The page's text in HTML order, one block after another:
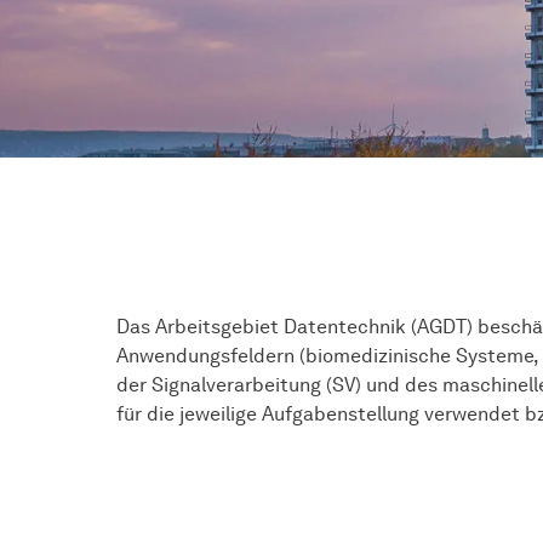
Das Arbeitsgebiet Datentechnik (AGDT)
Anwendungsfeldern (biomedizinische
der Signalverarbeitung (SV) und des
für die jeweilige Aufgabenstellung verwendet